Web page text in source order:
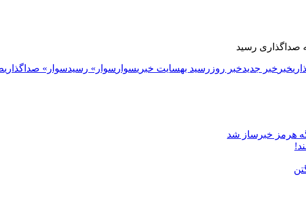
صداگذاری رسید
خبر خبر جدیدخبر روز رسید بهسایت خبریسوار سوار» رسیدسوار» صداگذاری
هرمز خبرساز شد